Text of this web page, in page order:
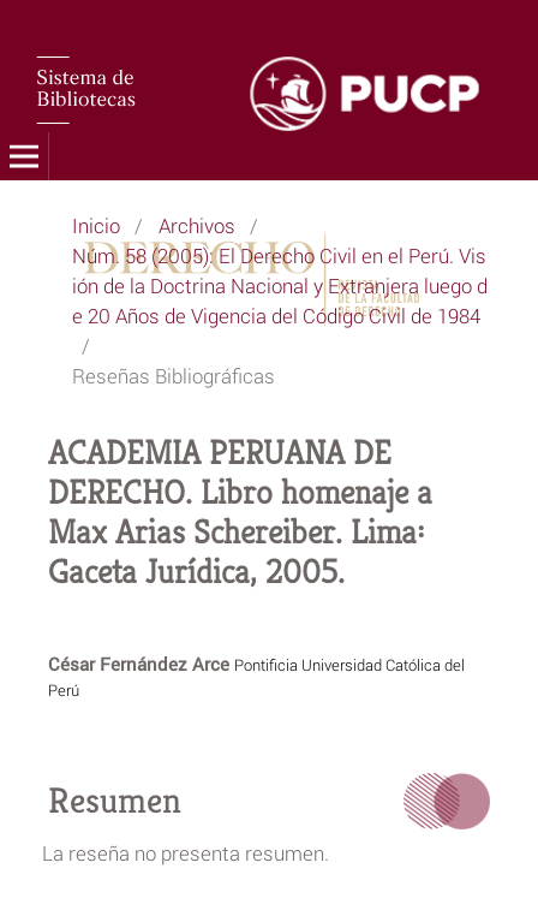
Inicio / Archivos /
Núm. 58 (2005): El Derecho Civil en el Perú. Vis
ión de la Doctrina Nacional y Extranjera luego d
e 20 Años de Vigencia del Código Civil de 1984
/
Reseñas Bibliográficas
ACADEMIA PERUANA DE
DERECHO. Libro homenaje a
Max Arias Schereiber. Lima:
Gaceta Jurídica, 2005.
César Fernández Arce Pontificia Universidad Católica del
Perú
Resumen
La reseña no presenta resumen.